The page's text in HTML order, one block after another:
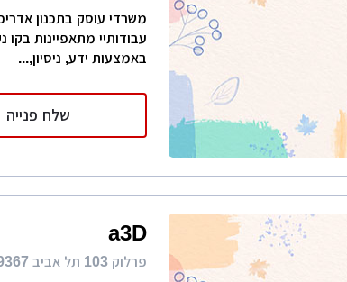
משרדי עוסק בתכנון
עבודותיי מתאפיינות בקו
באמצעות ידע, ניסיון,...
שלח פנייה
a3D
פרלוק 103 תל אביב 69367